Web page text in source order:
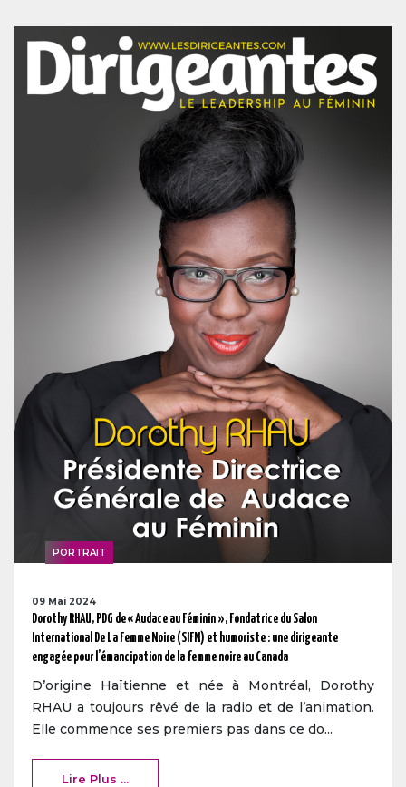
PORTRAIT
09 Mai 2024
Dorothy RHAU, PDG de « Audace au Féminin », Fondatrice du Salon
International De La Femme Noire (SIFN) et humoriste : une dirigeante
engagée pour l’émancipation de la femme noire au Canada
D’origine Haïtienne et née à Montréal, Dorothy
RHAU a toujours rêvé de la radio et de l’animation.
Elle commence ses premiers pas dans ce do...
Lire Plus ...